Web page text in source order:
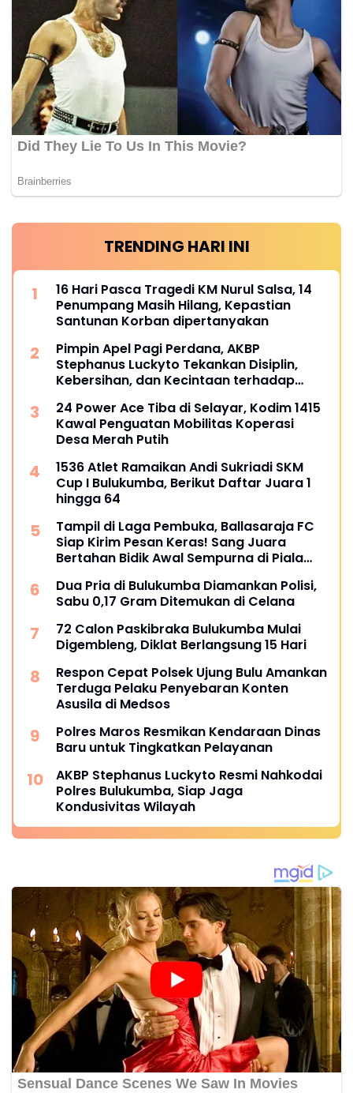
TRENDING HARI INI
16 Hari Pasca Tragedi KM Nurul Salsa, 14
Penumpang Masih Hilang, Kepastian
Santunan Korban dipertanyakan
Pimpin Apel Pagi Perdana, AKBP
Stephanus Luckyto Tekankan Disiplin,
Kebersihan, dan Kecintaan terhadap
24 Power Ace Tiba di Selayar, Kodim 1415
Kawal Penguatan Mobilitas Koperasi
Desa Merah Putih
1536 Atlet Ramaikan Andi Sukriadi SKM
Cup I Bulukumba, Berikut Daftar Juara 1
hingga 64
Tampil di Laga Pembuka, Ballasaraja FC
Siap Kirim Pesan Keras! Sang Juara
Bertahan Bidik Awal Sempurna di Piala
Dua Pria di Bulukumba Diamankan Polisi,
Sabu 0,17 Gram Ditemukan di Celana
72 Calon Paskibraka Bulukumba Mulai
Digembleng, Diklat Berlangsung 15 Hari
Respon Cepat Polsek Ujung Bulu Amankan
Terduga Pelaku Penyebaran Konten
Asusila di Medsos
Polres Maros Resmikan Kendaraan Dinas
Baru untuk Tingkatkan Pelayanan
AKBP Stephanus Luckyto Resmi Nahkodai
Polres Bulukumba, Siap Jaga
Kondusivitas Wilayah